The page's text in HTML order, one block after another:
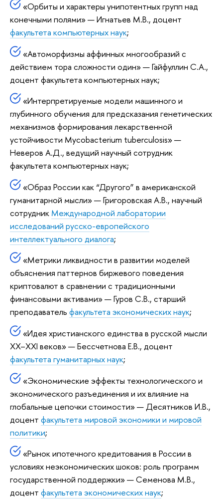
«Орбиты и характеры унипотентных групп над
конечными полями» — Игнатьев М.В., доцент
факультета компьютерных наук;
«Автоморфизмы аффинных многообразий с
действием тора сложности один» — Гайфуллин С.А.,
доцент факультета компьютерных наук;
«Интерпретируемые модели машинного и
глубинного обучения для предсказания генетических
механизмов формирования лекарственной
устойчивости Mycobacterium tuberculosis» —
Неверов А.Д., ведущий научный сотрудник
факультета компьютерных наук;
«Образ России как “Другого” в американской
гуманитарной мысли» — Григоровская А.В., научный
сотрудник Международной лаборатории
исследований русско-европейского
интеллектуального диалога;
«Метрики ликвидности в развитии моделей
объяснения паттернов биржевого поведения
криптовалют в сравнении с традиционными
финансовыми активами» — Гуров С.В., старший
преподаватель факультета экономических наук;
«Идея христианского единства в русской мысли
XX–XXI веков» — Бессчетнова Е.В., доцент
факультета гуманитарных наук;
«Экономические эффекты технологического и
экономического разъединения и их влияние на
глобальные цепочки стоимости» — Десятников И.В.,
доцент факультета мировой экономики и мировой
политики;
«Рынок ипотечного кредитования в России в
условиях неэкономических шоков: роль программ
государственной поддержки» — Семенова М.В.,
доцент факультета экономических наук;